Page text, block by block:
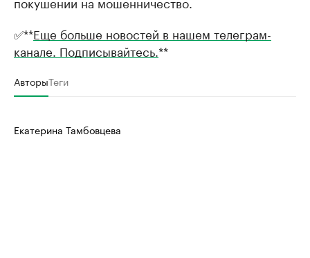
✅**Еще больше новостей в нашем телеграм-
канале. Подписывайтесь. **
АвторыТеги
Екатерина Тамбовцева